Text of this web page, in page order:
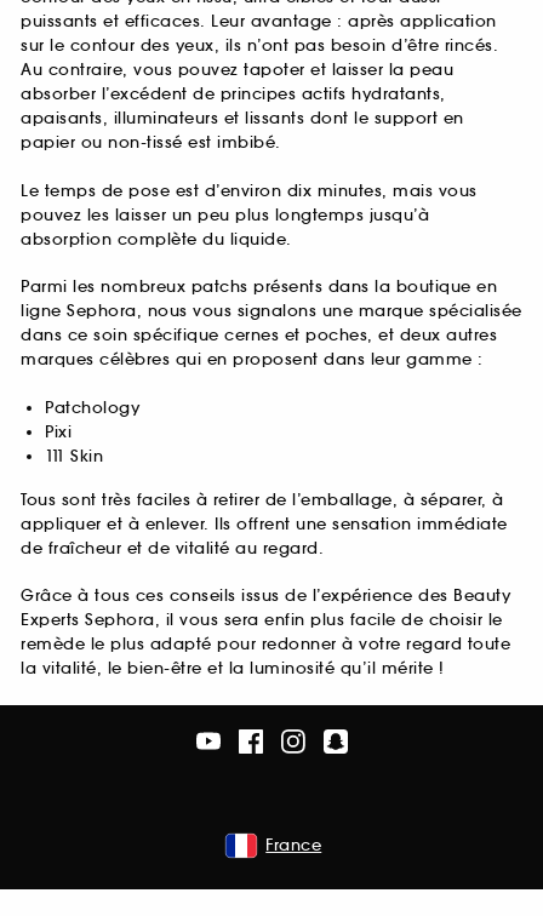
puissants et efficaces. Leur avantage : après application
sur le contour des yeux, ils n’ont pas besoin d’être rincés.
Au contraire, vous pouvez tapoter et laisser la peau
absorber l’excédent de principes actifs hydratants,
apaisants, illuminateurs et lissants dont le support en
papier ou non-tissé est imbibé.
Le temps de pose est d’environ dix minutes, mais vous
pouvez les laisser un peu plus longtemps jusqu’à
absorption complète du liquide.
Parmi les nombreux patchs présents dans la boutique en
ligne Sephora, nous vous signalons une marque spécialisée
dans ce soin spécifique cernes et poches, et deux autres
marques célèbres qui en proposent dans leur gamme :
Patchology
Pixi
111 Skin
Tous sont très faciles à retirer de l’emballage, à séparer, à
appliquer et à enlever. Ils offrent une sensation immédiate
de fraîcheur et de vitalité au regard.
Grâce à tous ces conseils issus de l’expérience des Beauty
Experts Sephora, il vous sera enfin plus facile de choisir le
remède le plus adapté pour redonner à votre regard toute
la vitalité, le bien-être et la luminosité qu’il mérite !
France